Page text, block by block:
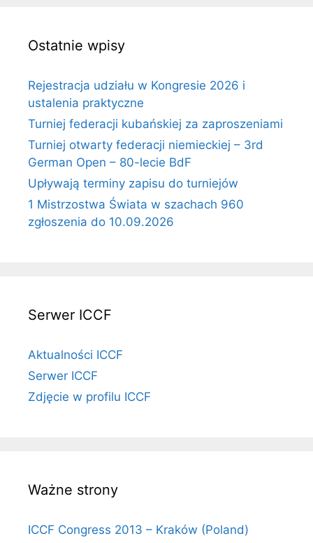
Ostatnie wpisy
Rejestracja udziału w Kongresie 2026 i
ustalenia praktyczne
Turniej federacji kubańskiej za zaproszeniami
Turniej otwarty federacji niemieckiej – 3rd
German Open – 80-lecie BdF
Upływają terminy zapisu do turniejów
1 Mistrzostwa Świata w szachach 960
zgłoszenia do 10.09.2026
Serwer ICCF
Aktualności ICCF
Serwer ICCF
Zdjęcie w profilu ICCF
Ważne strony
ICCF Congress 2013 – Kraków (Poland)